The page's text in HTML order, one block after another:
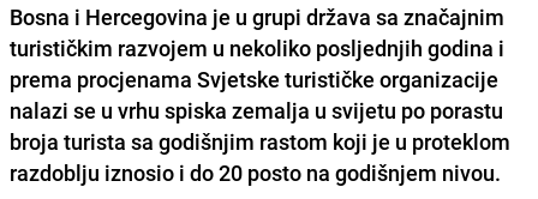
Bosna i Hercegovina je u grupi država sa značajnim
turističkim razvojem u nekoliko posljednjih godina i
prema procjenama Svjetske turističke organizacije
nalazi se u vrhu spiska zemalja u svijetu po porastu
broja turista sa godišnjim rastom koji je u proteklom
razdoblju iznosio i do 20 posto na godišnjem nivou.